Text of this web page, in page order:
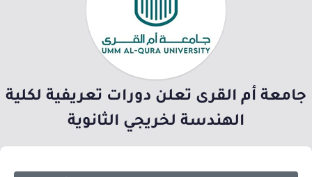
جامعة أم القرى تعلن دورات تعريفية لكلية
الهندسة لخريجي الثانوية